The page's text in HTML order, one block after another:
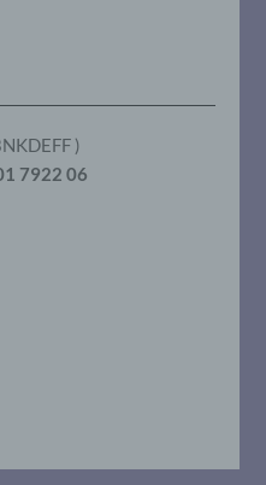
)
7922 06
Einrichtung
die personenbezogene
Einrichtung
der personenbezogene
unabhängig
ihr um einen Dritten
die im